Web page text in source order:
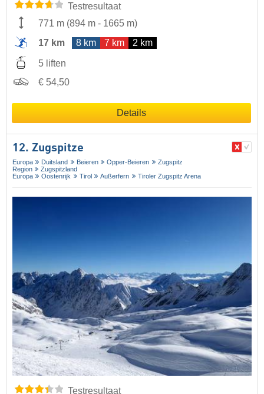
Testresultaat
771 m (894 m - 1665 m)
17 km
8 km 7 km 2 km
5 liften
€ 54,50
Details
12. Zugspitze
Europa Duitsland Beieren Opper-Beieren
Zugspitz
Region
Zugspitzland
Europa
Oostenrijk Tirol Außerfern Tiroler Zugspitz Arena
Testresultaat